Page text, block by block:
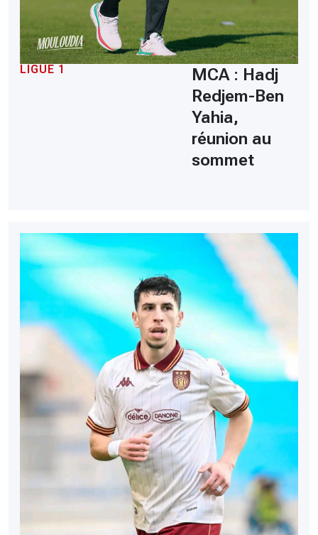
LIGUE 1
MCA : Hadj
Redjem-Ben
Yahia,
réunion au
sommet